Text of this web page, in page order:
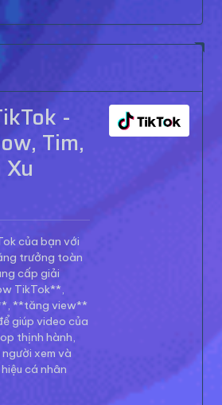
-
Tim,
của bạn với
trưởng toàn
cấp giải
TikTok**,
**tăng view**
giúp video của
thịnh hành,
xem và
cá nhân